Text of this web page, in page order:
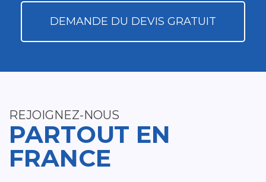
DEMANDE DU DEVIS GRATUIT
REJOIGNEZ-NOUS
PARTOUT EN
FRANCE